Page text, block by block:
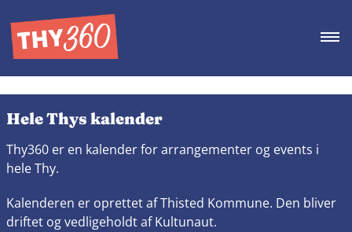
Hele Thys kalender
Thy360 er en kalender for arrangementer og events i
hele Thy.
Kalenderen er oprettet af Thisted Kommune. Den bliver
driftet og vedligeholdt af Kultunaut.